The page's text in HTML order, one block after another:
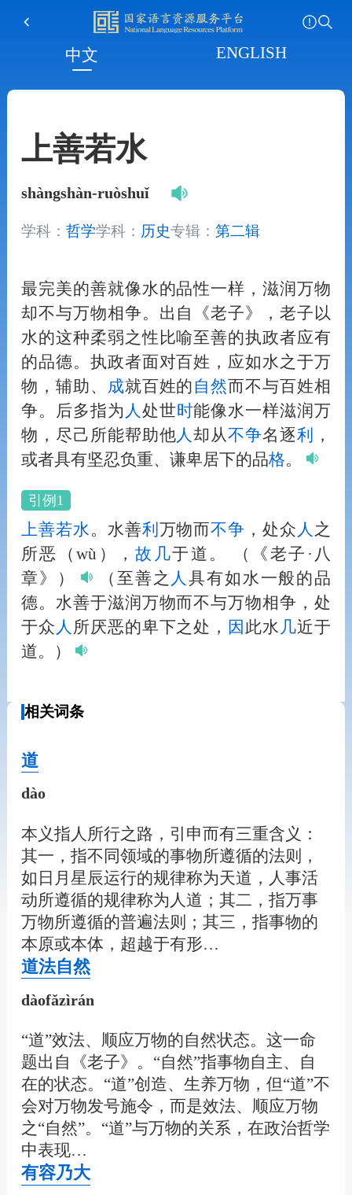
中文 ENGLISH
上善若水
shàngshàn-ruòshuǐ
学科： 哲学学科： 历史专辑： 第二辑
最完美的善就像水的品性一样，滋润万物
却不与万物相争。出自《老子》，老子以
水的这种柔弱之性比喻至善的执政者应有
的品德。执政者面对百姓，应如水之于万
物，辅助、
成就百姓的自然而不与百姓相
争。后多指为 人 处世时能像水一样滋润万
物，尽己所能帮助他人却从不争名逐利
，
或者具有坚忍负重、谦卑居下的品格。
引例1
上善若水。水善利 万物而不争 ，处众 人 之
所恶（wù），故 几于道。
（《老子·八
章》）
（至善之 人具有如水一般的品
德。水善于滋润万物而不与万物相争，处
于众 人 所厌恶的卑下之处， 因 此水 几近于
道。）
相关词条
道
dào
本义指人所行之路，引申而有三重含义：
其一，指不同领域的事物所遵循的法则，
如日月星辰运行的规律称为天道，人事活
动所遵循的规律称为人道；其二，指万事
万物所遵循的普遍法则；其三，指事物的
本原或本体，超越于有形…
道法自然
dàofǎzìrán
“道”效法、顺应万物的自然状态。这一命
题出自《老子》。“自然”指事物自主、自
在的状态。“道”创造、生养万物，但“道”不
会对万物发号施令，而是效法、顺应万物
之“自然”。“道”与万物的关系，在政治哲学
中表现…
有容乃大